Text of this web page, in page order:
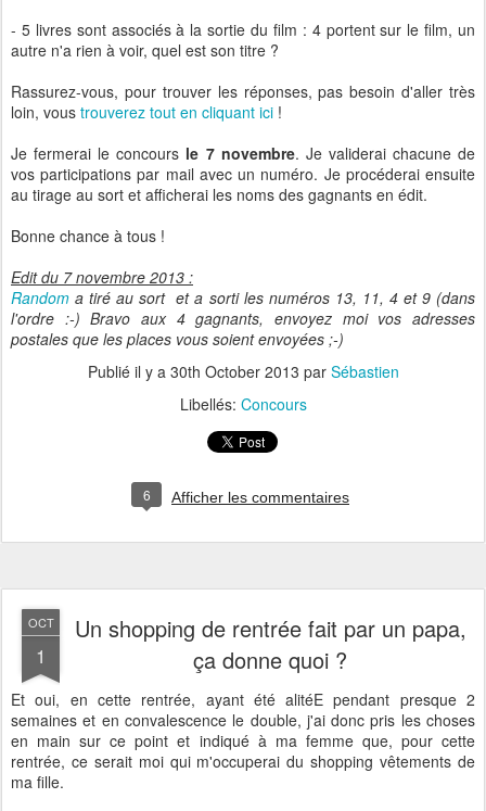
- 5 livres sont associés à la sortie du film : 4 portent sur le film, un
autre n'a rien à voir, quel est son titre ?
Rassurez-vous, pour trouver les réponses, pas besoin d'aller très
loin, vous trouverez tout en cliquant ici !
Je fermerai le concours le 7 novembre. Je validerai chacune de
vos participations par mail avec un numéro. Je procéderai ensuite
au tirage au sort et afficherai les noms des gagnants en édit.
Bonne chance à tous !
Edit du 7 novembre 2013 :
Random a tiré au sort et a sorti les numéros 13, 11, 4 et 9 (dans
l'ordre :-) Bravo aux 4 gagnants, envoyez moi vos adresses
postales que les places vous soient envoyées ;-)
Publié il y a 30th October 2013 par Sébastien
Libellés: Concours
6 Afficher les commentaires
OCT
1
Un shopping de rentrée fait par un papa,
ça donne quoi ?
Et oui, en cette rentrée, ayant été alitéE pendant presque 2
semaines et en convalescence le double, j'ai donc pris les choses
en main sur ce point et indiqué à ma femme que, pour cette
rentrée, ce serait moi qui m'occuperai du shopping vêtements de
ma fille.